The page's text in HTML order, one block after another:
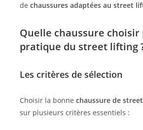
de chaussures adaptées au street
Quelle chaussure choisir
pratique du street lifting
Les critères de sélection
Choisir la bonne chaussure de
sur plusieurs critères essentiels :